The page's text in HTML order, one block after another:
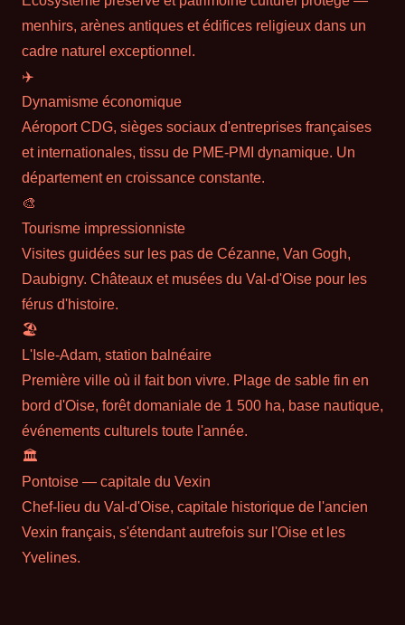
menhirs, arènes antiques et édifices religieux dans un
cadre naturel exceptionnel.
✈️
Dynamisme économique
Aéroport CDG, sièges sociaux d'entreprises françaises
et internationales, tissu de PME-PMI dynamique. Un
département en croissance constante.
🎨
Tourisme impressionniste
Visites guidées sur les pas de Cézanne, Van Gogh,
Daubigny. Châteaux et musées du Val-d'Oise pour les
férus d'histoire.
🏖
L'Isle-Adam, station balnéaire
Première ville où il fait bon vivre. Plage de sable fin en
bord d'Oise, forêt domaniale de 1 500 ha, base nautique,
événements culturels toute l'année.
🏛
Pontoise — capitale du Vexin
Chef-lieu du Val-d'Oise, capitale historique de l'ancien
Vexin français, s'étendant autrefois sur l'Oise et les
Yvelines.